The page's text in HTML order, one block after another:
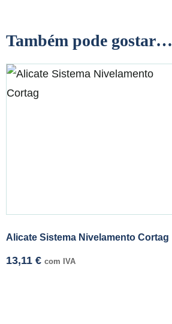
Também pode gostar…
Alicate Sistema Nivelamento Cortag
13,11 € com IVA